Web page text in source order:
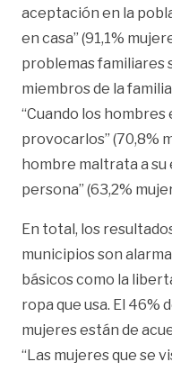
aceptación en la
en casa” (91,1%
problemas familiares
miembros de la
“Cuando los
provocarlos” (70,8%
hombre maltrata a
persona” (63,2%
En total, los
municipios son
básicos como la
ropa que usa. El 46%
mujeres están de
“Las mujeres que se